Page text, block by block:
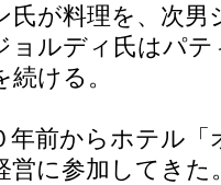
氏が料理を、次男
ョルディ氏はパ
を続ける。
年前からホテル「
営に参加してきた